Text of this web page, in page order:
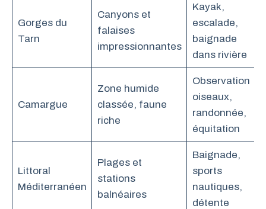
Gorges du
Tarn
Canyons et
falaises
impressionnantes
Kayak,
escalade,
baignade
dans rivière
Camargue
Zone humide
classée, faune
riche
Observation
oiseaux,
randonnée,
équitation
Littoral
Méditerranéen
Plages et
stations
balnéaires
Baignade,
sports
nautiques,
détente